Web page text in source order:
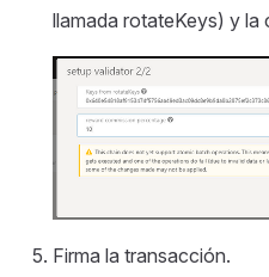
llamada rotateKeys) y la
Firma la transacción.